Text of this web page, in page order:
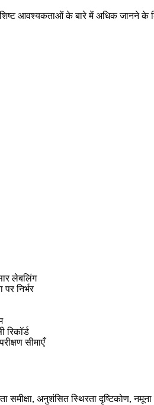
आवश्यकताओं के बारे में अधिक जानने
लेबलिंग
निर्भर
सीमाएँ
समीक्षा, अनुशंसित स्थिरता दृष्टिकोण,